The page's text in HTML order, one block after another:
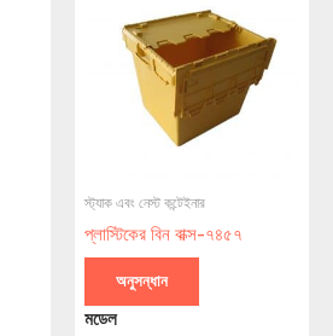
স্ট্যাক এবং নেস্ট কন্টেইনার
প্লাস্টিকের বিন বাক্স-৭৪৫৭
অনুসন্ধান
মডেল